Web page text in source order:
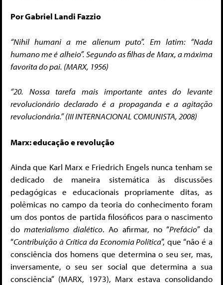
Por Gabriel Landi Fazzio
“Nihil humani a me alienum puto”. Em latim: “Nada
humano me é alheio”. Segundo as filhas de Marx, a máxima
favorita do pai. (MARX, 1956)
“20. Nossa tarefa mais importante antes do levante
revolucionário declarado é a propaganda e a agitação
revolucionária.” (III INTERNACIONAL COMUNISTA, 2008)
Marx: educação e revolução
Ainda que Karl Marx e Friedrich Engels nunca tenham se
dedicado de maneira sistemática às discussões
pedagógicas e educacionais propriamente ditas, as
polêmicas no campo da teoria do conhecimento foram
um dos pontos de partida filosóficos para o nascimento
domaterialismo dialético. Ao afirmar, no “Prefácio” da
“Contribuição à Crítica da Economia Política”, que “não é a
consciência dos homens que determina o seu ser, mas,
inversamente, o seu ser social que determina a sua
consciência” (MARX, 1973), Marx estava consolidando